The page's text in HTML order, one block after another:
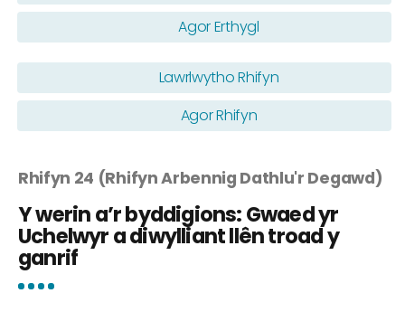
Agor Erthygl
Lawrlwytho Rhifyn
Agor Rhifyn
Rhifyn 24 (Rhifyn Arbennig Dathlu'r Degawd)
Y werin a’r byddigions: Gwaed yr
Uchelwyr a diwylliant llên troad y
ganrif